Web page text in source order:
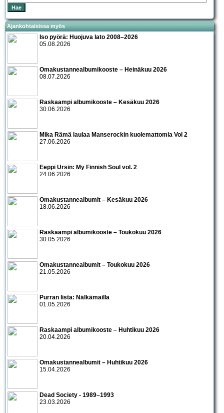
Ajankohtaisissa myös
Iso pyörä: Huojuva lato 2008–2026
05.08.2026
Omakustannealbumikooste – Heinäkuu 2026
08.07.2026
Raskaampi albumikooste – Kesäkuu 2026
30.06.2026
Mika Rämä laulaa Manserockin kuolemattomia Vol 2
27.06.2026
Eeppi Ursin: My Finnish Soul vol. 2
24.06.2026
Omakustannealbumit – Kesäkuu 2026
18.06.2026
Raskaampi albumikooste – Toukokuu 2026
30.05.2026
Omakustannealbumit – Toukokuu 2026
21.05.2026
Purran lista: Nälkämailla
01.05.2026
Raskaampi albumikooste – Huhtikuu 2026
20.04.2026
Omakustannealbumit – Huhtikuu 2026
15.04.2026
Dead Society - 1989–1993
23.03.2026